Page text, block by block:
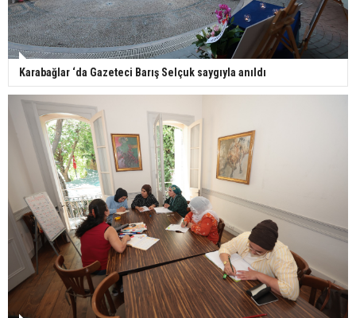
Karabağlar ‘da Gazeteci Barış Selçuk saygıyla anıldı